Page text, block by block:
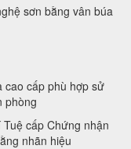
sơn bằng vân búa
cao cấp phù hợp sử
phòng
cấp Chứng nhận
nhãn hiệu